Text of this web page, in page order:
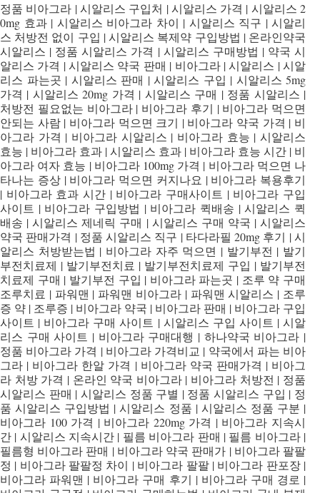
정품 비아그라 | 시알리스 구입처 | 시알리스 가격 | 시알리스 2
0mg 효과 | 시알리스 비아그라 차이 | 시알리스 직구 | 시알리
스 처방전 없이 구입 | 시알리스 복제약 구입방법 | 온라인약국
시알리스 | 정품 시알리스 가격 | 시알리스 구매방법 | 약국 시
알리스 가격 | 시알리스 약국 판매 | 비아그라 | 시알리스 | 시알
리스 파는곳 | 시알리스 판매 | 시알리스 구입 | 시알리스 5mg
가격 | 시알리스 20mg 가격 | 시알리스 구매 | 정품 시알리스 |
처방전 필요없는 비아그라 | 비아그라 후기 | 비아그라 먹으면
안되는 사람 | 비아그라 먹으면 크기 | 비아그라 약국 가격 | 비
아그라 가격 | 비아그라 시알리스 | 비아그라 효능 | 시알리스
효능 | 비아그라 효과 | 시알리스 효과 | 비아그라 효능 시간 | 비
아그라 여자 효능 | 비아그라 100mg 가격 | 비아그라 먹으면 나
타나는 증상 | 비아그라 먹으면 커지나요 | 비아그라 복용후기
| 비아그라 효과 시간 | 비아그라 구매사이트 | 비아그라 구입
사이트 | 비아그라 구입방법 | 비아그라 퀵배송 | 시알리스 퀵
배송 | 시알리스 제네릭 구매 | 시알리스 구매 약국 | 시알리스
약국 판매가격 | 정품 시알리스 직구 | 타다라필 20mg 후기 | 시
알리스 처방받는법 | 비아그라 자주 먹으면 | 발기부전 | 발기
부전치료제 | 발기부전치료 | 발기부전치료제 구입 | 발기부전
치료제 구매 | 발기부전 구입 | 비아그라 파는곳 | 조루 약 구매
조루치료 | 파워맨 | 파워맨 비아그라 | 파워맨 시알리스 | 조루
증 약 | 조루증 | 비아그라 약국 | 비아그라 판매 | 비아그라 구입
사이트 | 비아그라 구매 사이트 | 시알리스 구입 사이트 | 시알
리스 구매 사이트 | 비아그라 구매대행 | 하나약국 비아그라 |
정품 비아그라 가격 | 비아그라 가격비교 | 약국에서 파는 비아
그라 | 비아그라 한알 가격 | 비아그라 약국 판매가격 | 비아그
라 처방 가격 | 온라인 약국 비아그라 | 비아그라 처방전 | 정품
시알리스 판매 | 시알리스 정품 구별 | 정품 시알리스 구입 | 정
품 시알리스 구입방법 | 시알리스 정품 | 시알리스 정품 구분 |
비아그라 100 가격 | 비아그라 220mg 가격 | 비아그라 지속시
간 | 시알리스 지속시간 | 필름 비아그라 판매 | 필름 비아그라 |
필름형 비아그라 판매 | 비아그라 약국 판매가 | 비아그라 팔팔
정 | 비아그라 팔팔정 차이 | 비아그라 팔팔 | 비아그라 판포장 |
비아그라 파워맨 | 비아그라 구매 후기 | 비아그라 구매 경로 |